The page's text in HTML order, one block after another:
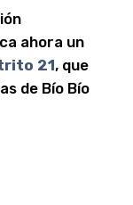
ahora un
21, que
de Bío Bío